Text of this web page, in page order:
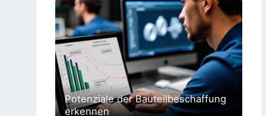
Potenziale der Bauteilbeschaffung
erkennen